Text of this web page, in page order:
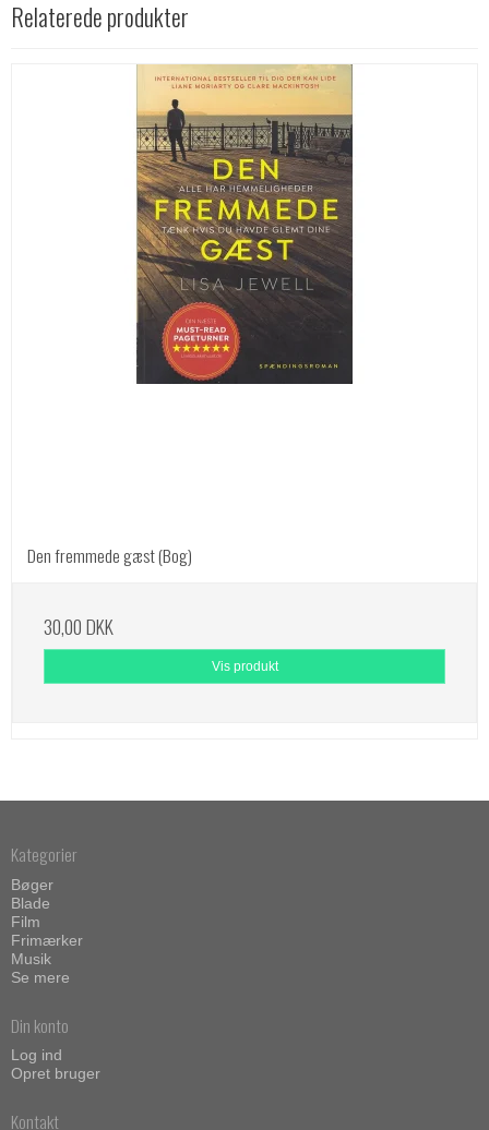
Relaterede produkter
Den fremmede gæst (Bog)
30,00 DKK
Vis produkt
Kategorier
Bøger
Blade
Film
Frimærker
Musik
Se mere
Din konto
Log ind
Opret bruger
Kontakt